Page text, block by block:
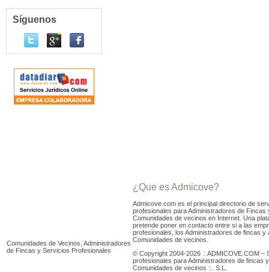
Síguenos
Comunidades de Vecinos, Administradores
de Fincas y Servicios Profesionales
¿Que es Admicove?
Admicove.com es el principal directorio de
profesionales para Administradores de Fincas
Comunidades de vecinos en Internet. Una
pretende poner en contacto entre si a las
profesionales, los Administradores de fincas y
Comunidades de vecinos.
© Copyright 2004-2026 .: ADMICOVE.COM –
profesionales para Administradores de fincas y
Comunidades de vecinos ::. S.L.